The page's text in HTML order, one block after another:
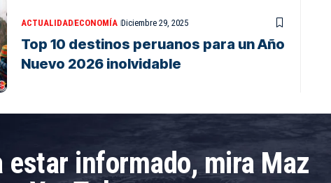
ACTUALIDADECONOMÍA Diciembre 29, 2025
Top 10 destinos peruanos para un Año
Nuevo 2026 inolvidable
estar informado, mira Maz